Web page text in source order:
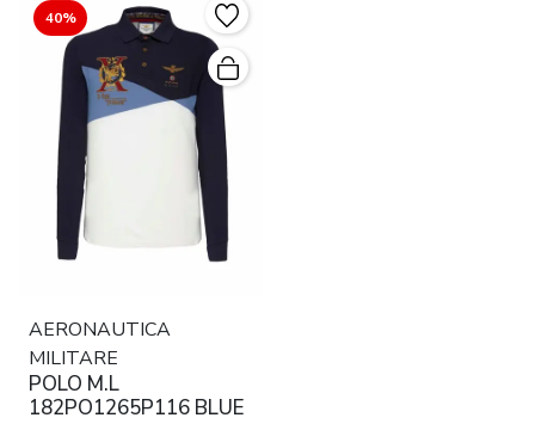
40%
AERONAUTICA
MILITARE
POLO M.L
182PO1265P116 BLUE